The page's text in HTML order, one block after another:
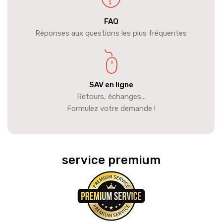
FAQ
Réponses aux questions les plus fréquentes
SAV en ligne
Retours, échanges...
Formulez votre demande !
service premium